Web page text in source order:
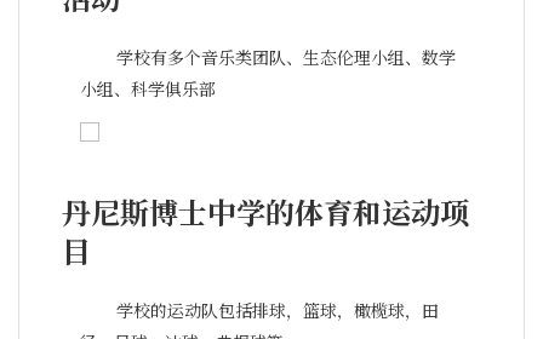
学校有多个音乐类团队、生态伦理小组、数学
小组、科学俱乐部
丹尼斯博士中学的体育和运动项
目
学校的运动队包括排球，篮球，橄榄球，田